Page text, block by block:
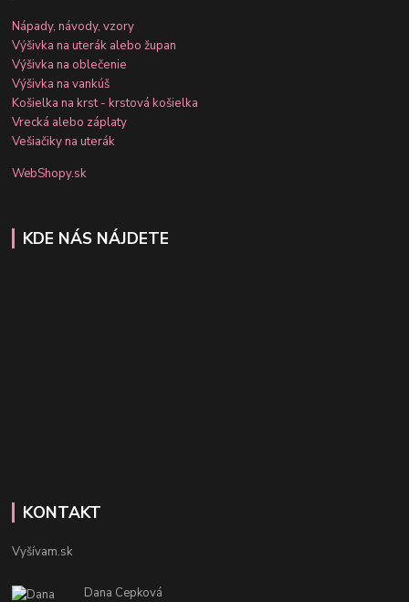
Nápady, návody, vzory
Výšivka na uterák alebo župan
Výšivka na oblečenie
Výšivka na vankúš
Košielka na krst - krstová košielka
Vrecká alebo záplaty
Vešiačiky na uterák
WebShopy.sk
KDE NÁS NÁJDETE
KONTAKT
Vyšívam.sk
Dana Cepková